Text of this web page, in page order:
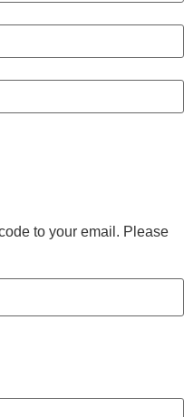
to your email. Please